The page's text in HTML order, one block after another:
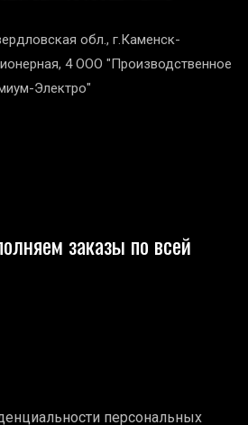
обл., г.Каменск-
4 ООО "Производственное
Электро"
заказы по всей
персональных